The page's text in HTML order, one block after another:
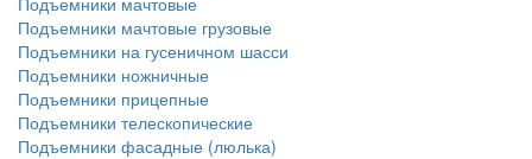
Подъемники мачтовые грузовые
Подъемники на гусеничном шасси
Подъемники ножничные
Подъемники прицепные
Подъемники телескопические
Подъемники фасадные (люлька)